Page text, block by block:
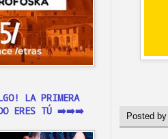
Posted
LA PRIMERA
ERES TÚ ➡️➡️➡️